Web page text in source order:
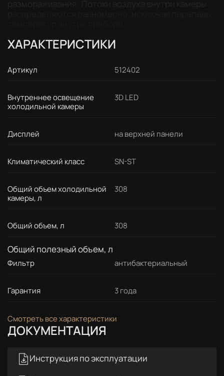
ХАРАКТЕРИСТИКИ
Артикул 512402
Внутреннее освещение
холодильной камеры
3D LED
Дисплей на верхней панели
Климатический класс SN-ST
Общий объем холодильной
камеры, л
308
Общий объем, л 308
Общий полезный объем, л
Фильтр антибактериальный
Гарантия 3 года
Смотреть все характеристики
ДОКУМЕНТАЦИЯ
Инструкция по эксплуатации